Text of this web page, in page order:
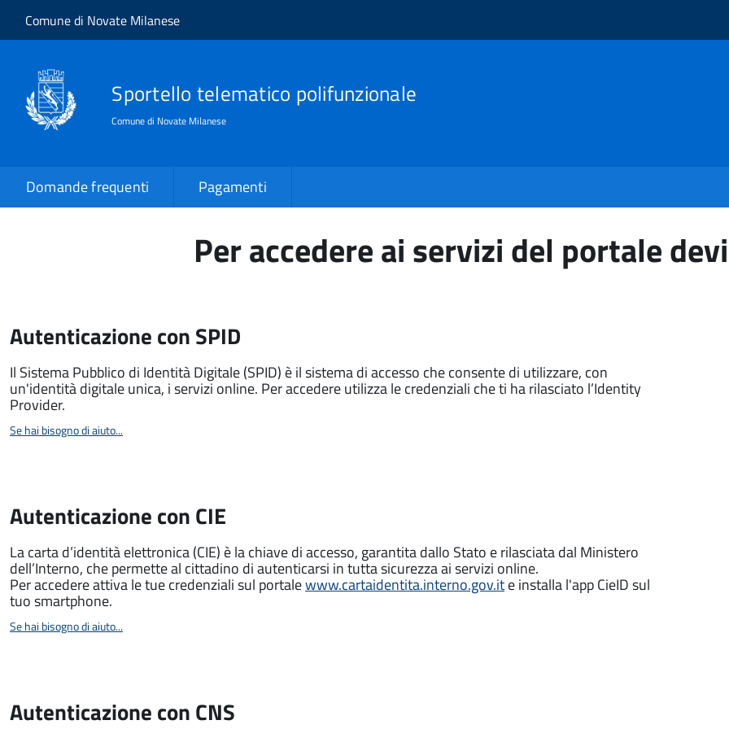
Salta al contenuto principale
Skip to site navigation
Comune di Novate Milanese
Sportello telematico polifunzionale
Comune di Novate Milanese
Domande frequenti Pagamenti
Per accedere ai servizi del portale
Autenticazione con SPID
Il Sistema Pubblico di Identità Digitale (SPID) è il sistema di accesso che consente di utilizzare, con
un'identità digitale unica, i servizi online. Per accedere utilizza le credenziali che ti ha rilasciato l’Identity
Provider.
Se hai bisogno di aiuto...
Autenticazione con CIE
La carta d’identità elettronica (CIE) è la chiave di accesso, garantita dallo Stato e rilasciata dal Ministero
dell’Interno, che permette al cittadino di autenticarsi in tutta sicurezza ai servizi online.
Per accedere attiva le tue credenziali sul portalewww.cartaidentita.interno.gov.ite installa l'app CieID sul
tuo smartphone.
Se hai bisogno di aiuto...
Autenticazione con CNS